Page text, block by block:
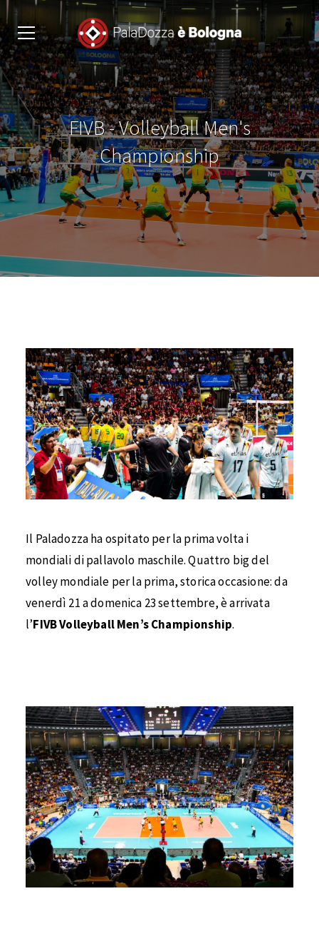
FIVB - Volleyball Men's
Championship
Il Paladozza ha ospitato per la prima volta i
mondiali di pallavolo maschile. Quattro big del
volley mondiale per la prima, storica occasione: da
venerdì 21 a domenica 23 settembre, è arrivata
l’FIVB Volleyball Men’s Championship.